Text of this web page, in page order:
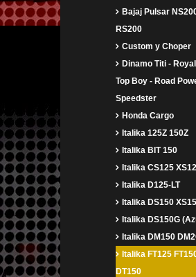
Bajaj Pulsar
RS200
Custom y Choper
Dinamo Titi -
Top Boy - Road
Speedster
Honda Cargo
Italika 125Z 150Z
Italika BIT 150
Italika CS125
Italika D125-LT
Italika DS150
Italika DS150G
Italika DM150
Italika FT125
DT150